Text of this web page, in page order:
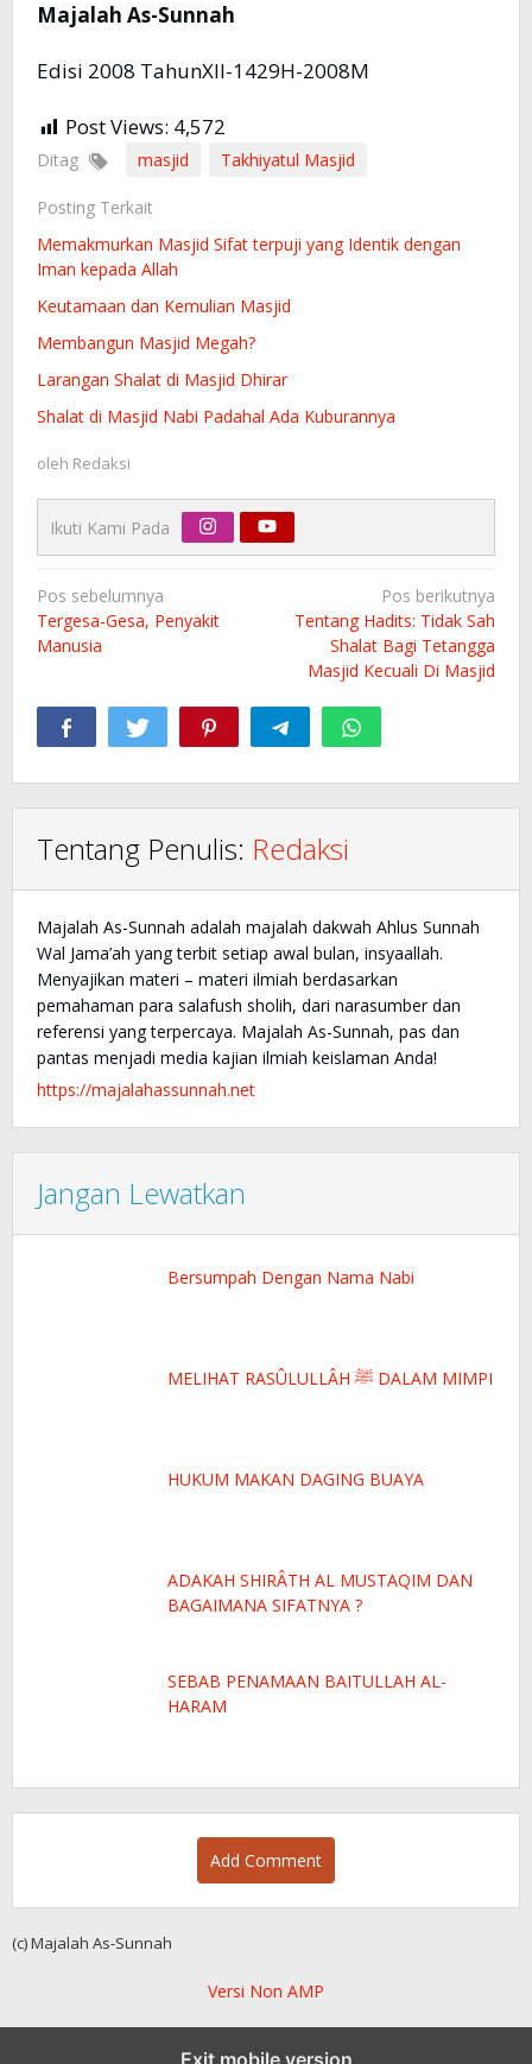
Majalah As-Sunnah
Edisi 2008 TahunXII-1429H-2008M
Post Views: 4,572
Ditag masjid Takhiyatul Masjid
Posting Terkait
Memakmurkan Masjid Sifat terpuji yang Identik dengan
Iman kepada Allah
Keutamaan dan Kemulian Masjid
Membangun Masjid Megah?
Larangan Shalat di Masjid Dhirar
Shalat di Masjid Nabi Padahal Ada Kuburannya
oleh Redaksi
Ikuti Kami Pada
Navigasi
pos
Pos sebelumnya
Tergesa-Gesa, Penyakit
Manusia
Pos berikutnya
Tentang Hadits: Tidak Sah
Shalat Bagi Tetangga
Masjid Kecuali Di Masjid
Tentang Penulis: Redaksi
Majalah As-Sunnah adalah majalah dakwah Ahlus Sunnah
Wal Jama’ah yang terbit setiap awal bulan, insyaallah.
Menyajikan materi – materi ilmiah berdasarkan
pemahaman para salafush sholih, dari narasumber dan
referensi yang terpercaya. Majalah As-Sunnah, pas dan
pantas menjadi media kajian ilmiah keislaman Anda!
https://majalahassunnah.net
Jangan Lewatkan
Bersumpah Dengan Nama Nabi
MELIHAT RASÛLULLÂH ﷺ DALAM MIMPI
HUKUM MAKAN DAGING BUAYA
ADAKAH SHIRÂTH AL MUSTAQIM DAN
BAGAIMANA SIFATNYA ?
SEBAB PENAMAAN BAITULLAH AL-
HARAM
Add Comment
(c) Majalah As-Sunnah
Versi Non AMP